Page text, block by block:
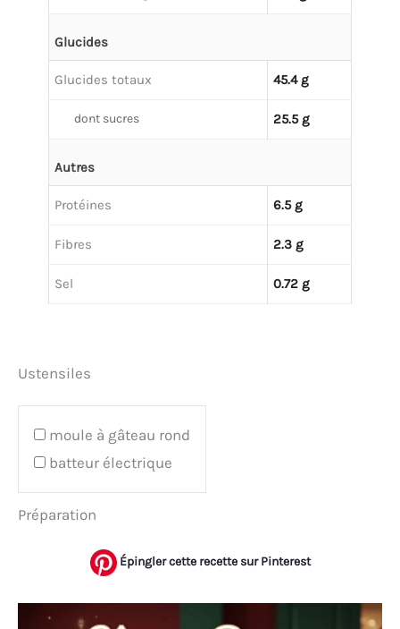
Glucides
Glucides totaux 45.4 g
dont sucres 25.5 g
Autres
Protéines 6.5 g
Fibres 2.3 g
Sel 0.72 g
Ustensiles
moule à gâteau rond
batteur électrique
Préparation
Épingler cette recette sur Pinterest